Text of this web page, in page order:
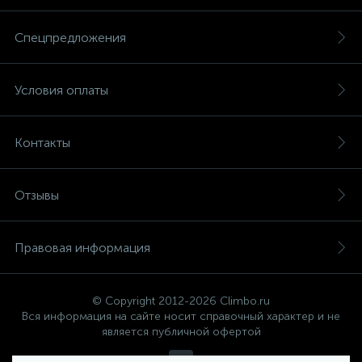
информации свяжитесь с интернет-магазином Климбо
Спецпредложения
Условия оплаты
Контакты
Отзывы
Правовая информация
© Copyright 2012-2026 Climbo.ru
Вся информация на сайте носит справочный характер и не
является публичной офертой